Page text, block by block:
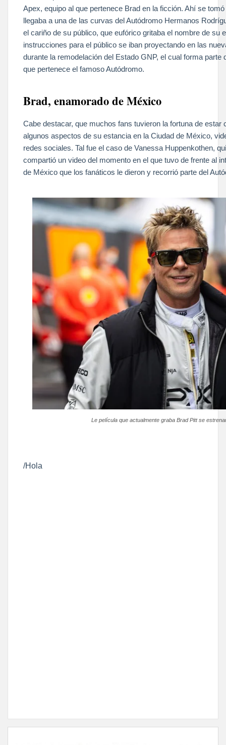
Apex, equipo al que pertenece Brad en la ficción. Ahí se
llegaba a una de las curvas del Autódromo Hermanos
el cariño de su público, que eufórico gritaba el nombre de su
instrucciones para el público se iban proyectando en las
durante la remodelación del Estado GNP, el cual forma parte
que pertenece el famoso Autódromo.
Brad, enamorado de México
Cabe destacar, que muchos fans tuvieron la fortuna de estar
algunos aspectos de su estancia en la Ciudad de México,
redes sociales. Tal fue el caso de Vanessa Huppenkothen,
compartió un video del momento en el que tuvo de frente al
de México que los fanáticos le dieron y recorrió parte del
Le película que actualmente graba Brad Pitt se
/Hola